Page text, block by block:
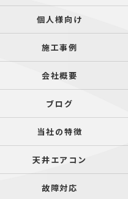
個人様向け
施工事例
会社概要
ブログ
当社の特徴
天井エアコン
故障対応